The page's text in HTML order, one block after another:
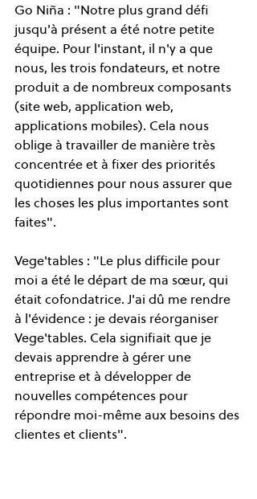
Go Niña : "Notre plus grand défi
jusqu'à présent a été notre petite
équipe. Pour l'instant, il n'y a que
nous, les trois fondateurs, et notre
produit a de nombreux composants
(site web, application web,
applications mobiles). Cela nous
oblige à travailler de manière très
concentrée et à fixer des priorités
quotidiennes pour nous assurer que
les choses les plus importantes sont
faites".
Vege'tables : "Le plus difficile pour
moi a été le départ de ma sœur, qui
était cofondatrice. J'ai dû me rendre
à l'évidence : je devais réorganiser
Vege'tables. Cela signifiait que je
devais apprendre à gérer une
entreprise et à développer de
nouvelles compétences pour
répondre moi-même aux besoins des
clientes et clients".